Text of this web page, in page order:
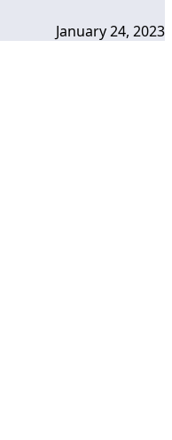
January 24, 2023